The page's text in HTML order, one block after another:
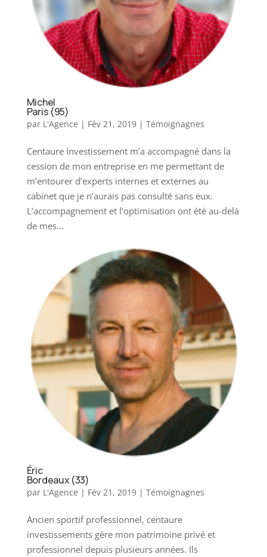
Michel
Paris (95)
par L'Agence | Fév 21, 2019| Témoignagnes
Centaure Investissement m’a accompagné dans la
cession de mon entreprise en me permettant de
m’entourer d’experts internes et externes au
cabinet que je n’aurais pas consulté sans eux.
L’accompagnement et l’optimisation ont été au-delà
de mes...
Éric
Bordeaux (33)
par L'Agence | Fév 21, 2019| Témoignagnes
Ancien sportif professionnel, centaure
investissements gère mon patrimoine privé et
professionnel depuis plusieurs années. Ils